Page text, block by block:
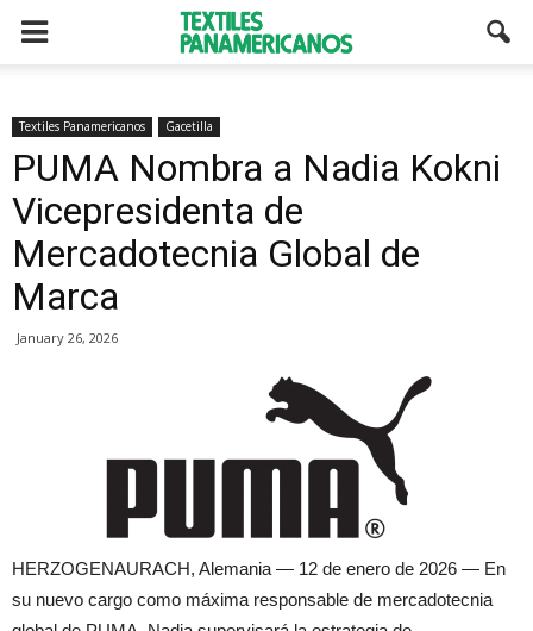
Textiles Panamericanos Gacetilla
PUMA Nombra a Nadia Kokni
Vicepresidenta de
Mercadotecnia Global de
Marca
January 26, 2026
HERZOGENAURACH, Alemania — 12 de enero de 2026 — En
su nuevo cargo como máxima responsable de mercadotecnia